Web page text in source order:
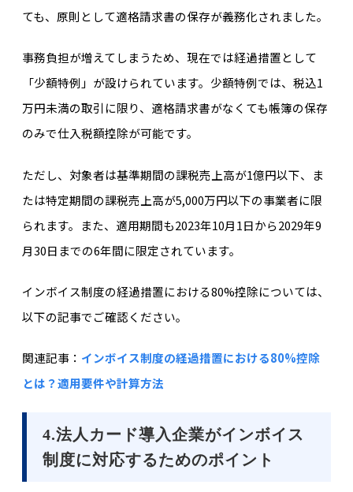
ても、原則として適格請求書の保存が義務化されました。
事務負担が増えてしまうため、現在では経過措置として
「少額特例」が設けられています。少額特例では、税込1
万円未満の取引に限り、適格請求書がなくても帳簿の保存
のみで仕入税額控除が可能です。
ただし、対象者は基準期間の課税売上高が1億円以下、ま
たは特定期間の課税売上高が5,000万円以下の事業者に限
られます。また、適用期間も2023年10月1日から2029年9
月30日までの6年間に限定されています。
インボイス制度の経過措置における80%控除については、
以下の記事でご確認ください。
関連記事： インボイス制度の経過措置における80%控除
とは？適用要件や計算方法
4.法人カード導入企業がインボイス
制度に対応するためのポイント